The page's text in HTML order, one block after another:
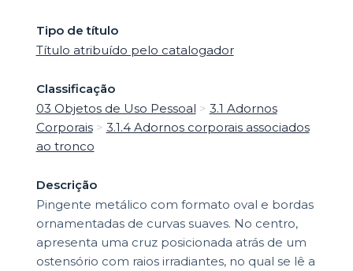
Tipo de título
Título atribuído pelo catalogador
Classificação
03 Objetos de Uso Pessoal > 3.1 Adornos
Corporais> 3.1.4 Adornos corporais associados
ao tronco
Descrição
Pingente metálico com formato oval e bordas
ornamentadas de curvas suaves. No centro,
apresenta uma cruz posicionada atrás de um
ostensório com raios irradiantes, no qual se lê a